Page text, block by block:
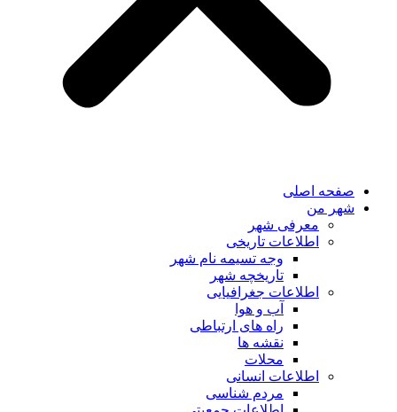
صفحه اصلی
شهر من
معرفی شهر
اطلاعات تاریخی
وجه تسیمه نام شهر
تاریخچه شهر
اطلاعات جغرافیایی
آب و هوا
راه های ارتباطی
نقشه ها
محلات
اطلاعات انسانی
مردم شناسی